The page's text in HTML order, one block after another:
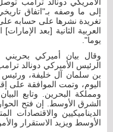
إلى ما وصفه بـ"اتفاق
تغريدة نشرها على حسابه على
يوما".
وقال بيان أميركي
الرئيس الأميركي دونالد
بن سلمان آل خليفة، ورئيس
اليوم، وتمت الموافقة على
ومملكة البحرين. وتابع
الشرق الأوسط. إن فتح
الديناميكيين والاقتصادات
الأوسط ويزيد الاستقرار